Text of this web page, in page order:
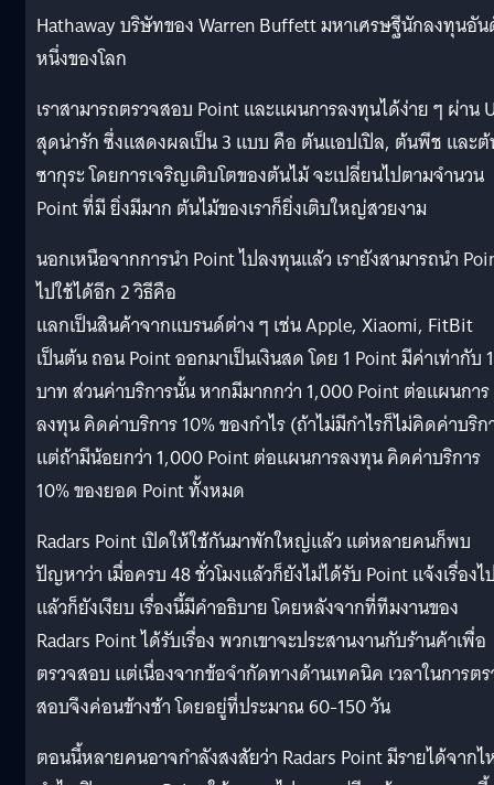
Hathaway บริษัทของ Warren Buffett มหาเศรษฐีนักลงทุนอั
หนึ่งของโลก
เราสามารถตรวจสอบ Point และแผนการลงทุนได้ง่าย ๆ ผ่าน
สุดน่ารัก ซึ่งแสดงผลเป็น 3 แบบ คือ ต้นแอปเปิล, ต้นพีช และ
ซากุระ โดยการเจริญเติบโตของต้นไม้ จะเปลี่ยนไปตามจำนวน
Point ที่มี ยิ่งมีมาก ต้นไม้ของเราก็ยิ่งเติบใหญ่สวยงาม
นอกเหนือจากการนำ Point ไปลงทุนแล้ว เรายังสามารถนำ
ไปใช้ได้อีก 2 วิธีคือ
แลกเป็นสินค้าจากแบรนด์ต่าง ๆ เช่น Apple, Xiaomi, FitBit
เป็นต้น ถอน Point ออกมาเป็นเงินสด โดย 1 Point มีค่าเท่ากับ 1
บาท ส่วนค่าบริการนั้น หากมีมากกว่า 1,000 Point ต่อแผนการ
ลงทุน คิดค่าบริการ 10% ของกำไร (ถ้าไม่มีกำไรก็ไม่คิดค่าบริก
แต่ถ้ามีน้อยกว่า 1,000 Point ต่อแผนการลงทุน คิดค่าบริการ
10% ของยอด Point ทั้งหมด
Radars Point เปิดให้ใช้กันมาพักใหญ่แล้ว แต่หลายคนก็พบ
ปัญหาว่า เมื่อครบ 48 ชั่วโมงแล้วก็ยังไม่ได้รับ Point แจ้งเรื่องไ
แล้วก็ยังเงียบ เรื่องนี้มีคำอธิบาย โดยหลังจากที่ทีมงานของ
Radars Point ได้รับเรื่อง พวกเขาจะประสานงานกับร้านค้าเพื่อ
ตรวจสอบ แต่เนื่องจากข้อจำกัดทางด้านเทคนิค เวลาในการต
สอบจึงค่อนข้างช้า โดยอยู่ที่ประมาณ 60-150 วัน
ตอนนี้หลายคนอาจกำลังสงสัยว่า Radars Point มีรายได้จากไ